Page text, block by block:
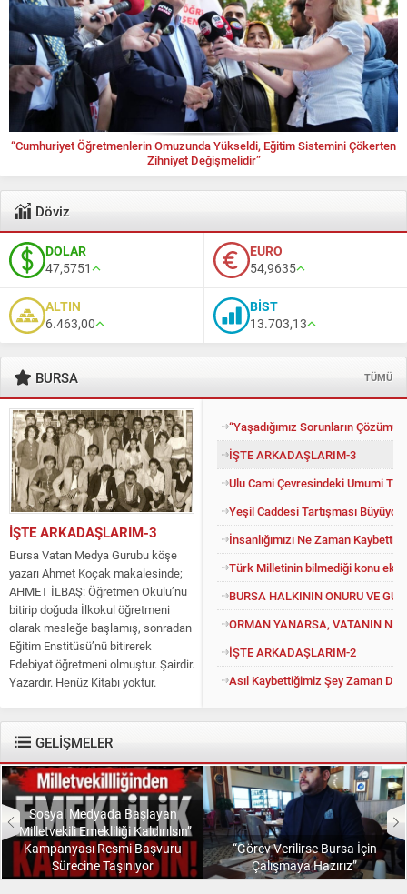
“Cumhuriyet Öğretmenlerin Omuzunda Yükseldi, Eğitim Sistemini Çökerten
Zihniyet Değişmelidir”
Döviz
DOLAR
47,5751
EURO
54,9635
ALTIN
6.463,00
BİST
13.703,13
BURSA TÜMÜ
İŞTE ARKADAŞLARIM-3
Bursa Vatan Medya Gurubu köşe
yazarı Ahmet Koçak makalesinde;
AHMET İLBAŞ: Öğretmen Okulu’nu
bitirip doğuda İlkokul öğretmeni
olarak mesleğe başlamış, sonradan
Eğitim Enstitüsü’nü bitirerek
Edebiyat öğretmeni olmuştur. Şairdir.
Yazardır. Henüz Kitabı yoktur.
diyenlere güler geçer. Yüce...
“Yaşadığımız Sorunların
İŞTE ARKADAŞLARIM-3
Ulu Cami Çevresindeki Umumi
Yeşil Caddesi Tartışması Büyüyor
İnsanlığımızı Ne Zaman Kaybettik?
Türk Milletinin bilmediği konu
BURSA HALKININ ONURU VE
ORMAN YANARSA, VATANIN
İŞTE ARKADAŞLARIM-2
Asıl Kaybettiğimiz Şey Zaman
GELİŞMELER
Sosyal Medyada Başlayan
“Milletvekili Emekliliği Kaldırılsın”
Kampanyası Resmi Başvuru
Sürecine Taşınıyor
“Görev Verilirse Bursa İçin
Çalışmaya Hazırız”